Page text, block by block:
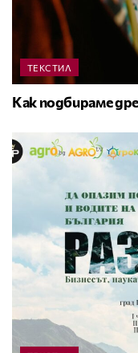
ТЕКСТИЛ
Как подбираме